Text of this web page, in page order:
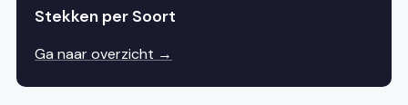
Stekken per Soort
Ga naar overzicht →